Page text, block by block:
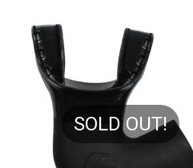
SOLD OUT!